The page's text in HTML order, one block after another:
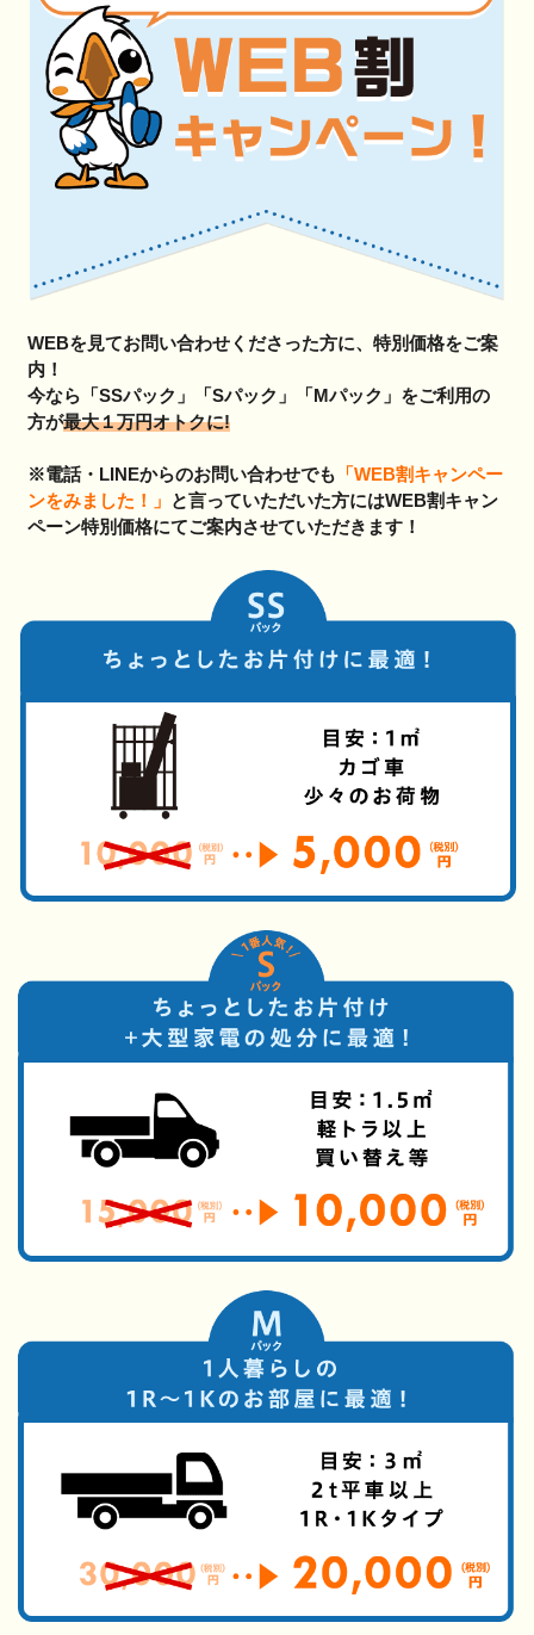
WEBを見てお問い合わせくださった方に、特別価格をご案
内！
今なら「SSパック」「Sパック」「Mパック」をご利用の
方が最大１万円オトクに!
※電話・LINEからのお問い合わせでも 「WEB割キャンペー
ンをみました！」 と言っていただいた方にはWEB割キャン
ペーン特別価格にてご案内させていただきます！